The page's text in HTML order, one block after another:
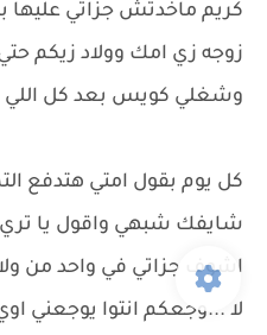
كريم ماخدتش جزاتي عليها
زوجه زي امك وولاد زيكم
وشغلي كويس بعد كل اللي
كل يوم بقول امتي هتدفع
شايفك شبهي واقول يا تري
اشوف جزاتي في واحد من
لا ...وجعكم انتوا يوجعني